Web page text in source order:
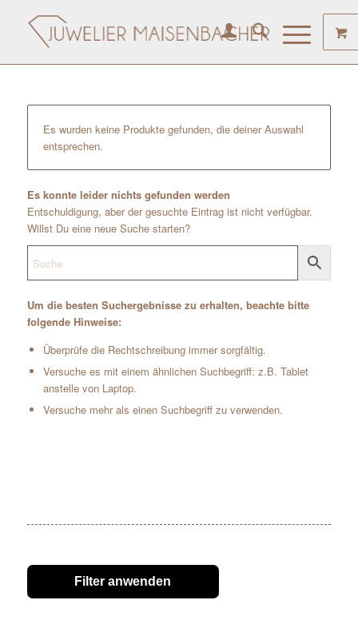
Es wurden keine Produkte gefunden, die deiner Auswahl
entsprechen.
Es konnte leider nichts gefunden werden
Entschuldigung, aber der gesuchte Eintrag ist nicht verfügbar.
Willst Du eine neue Suche starten?
Um die besten Suchergebnisse zu erhalten, beachte bitte
folgende Hinweise:
Überprüfe die Rechtschreibung immer sorgfältig.
Versuche es mit einem ähnlichen Suchbegriff: z.B. Tablet
anstelle von Laptop.
Versuche mehr als einen Suchbegriff zu verwenden.
Filter anwenden